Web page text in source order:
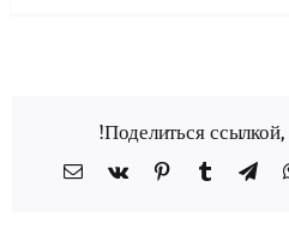
Поделиться
WhatsApp
Telegram
Tumblr
Pinterest
Vk
כתובת